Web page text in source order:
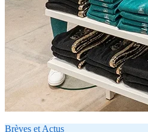
Brèves et Actus